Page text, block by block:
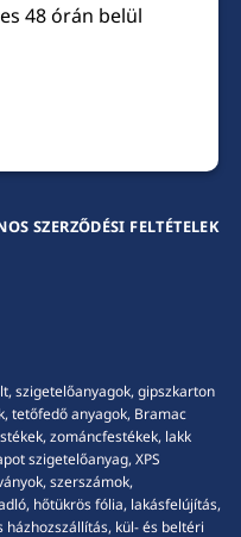
48 órán belül
SZERZŐDÉSI FELTÉTELEK
szigetelőanyagok, gipszkarton
tetőfedő anyagok, Bramac
zománcfestékek, lakk
szigetelőanyag, XPS
szerszámok,
hőtükrös fólia, lakásfelújítás,
kül- és beltéri